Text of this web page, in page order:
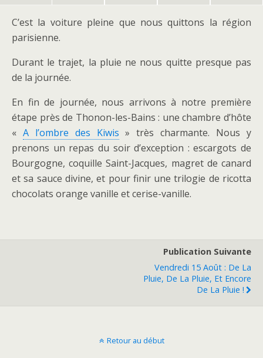
C’est la voiture pleine que nous quittons la région
parisienne.
Durant le trajet, la pluie ne nous quitte presque pas
de la journée.
En fin de journée, nous arrivons à notre première
étape près de Thonon-les-Bains : une chambre d’hôte
« A l’ombre des Kiwis » très charmante. Nous y
prenons un repas du soir d’exception : escargots de
Bourgogne, coquille Saint-Jacques, magret de canard
et sa sauce divine, et pour finir une trilogie de ricotta
chocolats orange vanille et cerise-vanille.
Publication Suivante
Vendredi 15 Août : De La
Pluie, De La Pluie, Et Encore
De La Pluie !
Retour au début